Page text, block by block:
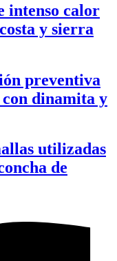
intenso calor
y sierra
preventiva
dinamita y
utilizadas
de